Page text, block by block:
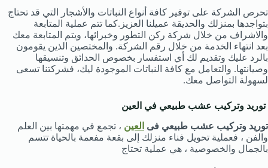
تحرص الشركة على توفير كافة أنواع النباتات والأشجار التي قد تحتاج
بتواجدها بمنزلك والحديقة عميلنا العزيز.كما تتم عملية المتابعة
والاشراف من خلال شركة ركن التطور وخبرائها، ويتم المتابعة معك
بعد انتهاء الخدمة من خلال رقم الشركة. والمختصين الذين يقومون
بالرد عليك وتقديم لك أي استفسار بخصوص الحدائق وتنسيقها
وصيانتها. والتعامل مع كافة النباتات الموجودة ليك، فشركتنا تسعى
لسهولة التواصل معك.
توريد وتركيب عشب طبيعي في العين
توريد وتركيب عشب طبيعي فى العين ، تجمع في مهمتها بين العلم
والفن ، فعملية تحويل فناء منزلك إلى بقعة مفعمة بالحياة تتسم
بالجمال والخصوصية ، هي عملية تحتاج